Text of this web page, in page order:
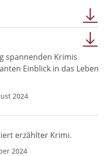
spannenden Krimis
Einblick in das Leben
2024
erzählter Krimi.
2024